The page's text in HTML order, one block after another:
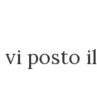
posto